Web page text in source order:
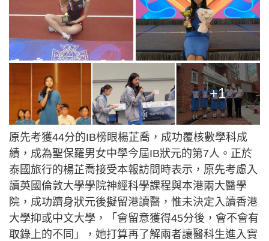
+1
原先考獲44分的IB榜眼楊芷喬，成功覆核數學科成
績，成為聖保羅男女中學今屆IB狀元的第7人。正於
泰國旅行的楊芷喬接受本報訪問時表示，原先考慮入
讀英國倫敦大學學院神經科學課程與本港兩大醫學
院，成功躋身狀元後擬留港讀醫，惟未決定入讀香港
大學抑或中文大學，「會留意獲得45分後，會不會有
取錄上的不同」，她打算再了解兩者讓醫科生進入實